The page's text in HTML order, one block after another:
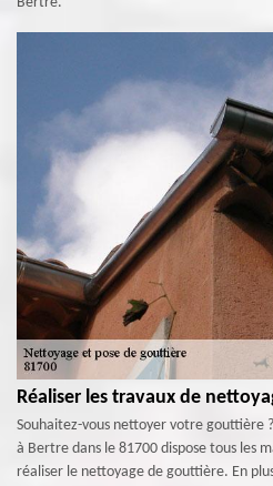
Réaliser les travaux de
Souhaitez-vous nettoyer votre gouttière
à Bertre dans le 81700 dispose tous les
réaliser le nettoyage de gouttière. En